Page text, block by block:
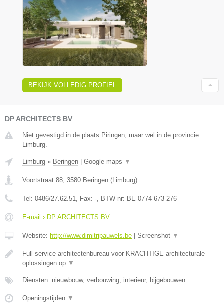
BEKIJK VOLLEDIG PROFIEL
DP ARCHITECTS BV
Niet gevestigd in de plaats Piringen, maar wel in de provincie
Limburg.
Limburg » Beringen Google maps ▼
Voortstraat 88, 3580 Beringen (Limburg)
Tel: 0486/27.62.51, Fax: -, BTW-nr: BE 0774 673 276
E-mail › DP ARCHITECTS BV
Website: http://www.dimitripauwels.be Screenshot ▼
Full service architectenbureau voor KRACHTIGE architecturale
oplossingen op ▼
Diensten: nieuwbouw, verbouwing, interieur, bijgebouwen
Openingstijden ▼